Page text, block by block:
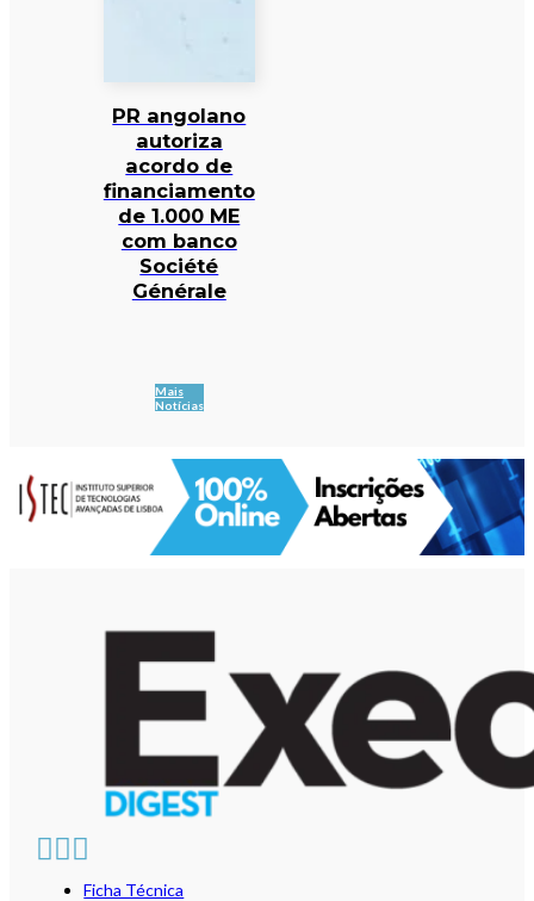
PR angolano
autoriza
acordo de
financiamento
de 1.000 ME
com banco
Société
Générale
Mais
Notícias
Ficha Técnica